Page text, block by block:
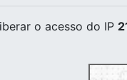
o acesso do IP